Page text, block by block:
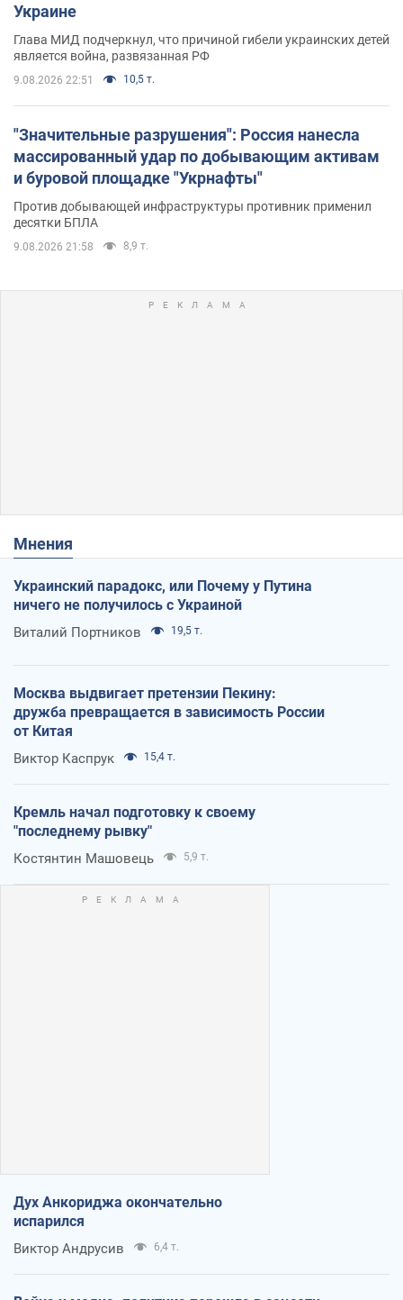
Украине
Глава МИД подчеркнул, что причиной гибели украинских детей
является война, развязанная РФ
9.08.2026 22:51 10,5 т.
"Значительные разрушения": Россия нанесла
массированный удар по добывающим активам
и буровой площадке "Укрнафты"
Против добывающей инфраструктуры противник применил
десятки БПЛА
9.08.2026 21:58 8,9 т.
Мнения
Украинский парадокс, или Почему у Путина
ничего не получилось с Украиной
Виталий Портников 19,5 т.
Москва выдвигает претензии Пекину:
дружба превращается в зависимость России
от Китая
Виктор Каспрук 15,4 т.
Кремль начал подготовку к своему
"последнему рывку"
Костянтин Машовець 5,9 т.
Дух Анкориджа окончательно
испарился
Виктор Андрусив 6,4 т.